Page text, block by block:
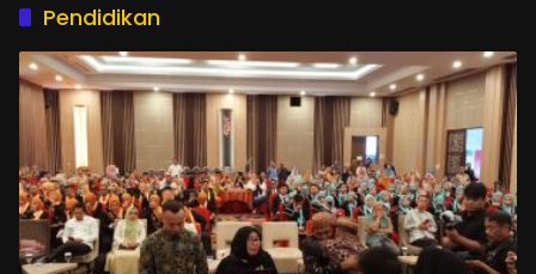
Pendidikan